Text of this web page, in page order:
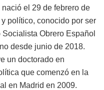
el 29 de febrero de
político, conocido por ser
Obrero Español
desde junio de 2018.
un doctorado en
que comenzó en la
en Madrid en 2009.